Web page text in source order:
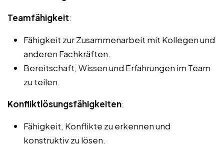
Teamfähigkeit:
Fähigkeit zur Zusammenarbeit mit Kollegen und
anderen Fachkräften.
Bereitschaft, Wissen und Erfahrungen im Team
zu teilen.
Konfliktlösungsfähigkeiten:
Fähigkeit, Konflikte zu erkennen und
konstruktiv zu lösen.